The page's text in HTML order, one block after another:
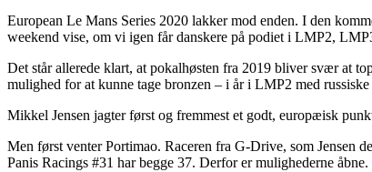
European Le Mans Series 2020 lakker mod enden. I den
weekend vise, om vi igen får danskere på podiet i LMP2,
Det står allerede klart, at pokalhøsten fra 2019 bliver svær at
mulighed for at kunne tage bronzen – i år i LMP2 med
Mikkel Jensen jagter først og fremmest et godt, europæisk
Men først venter Portimao. Raceren fra G-Drive, som Jensen
Panis Racings #31 har begge 37. Derfor er mulighederne åbne.